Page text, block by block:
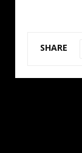
SHARE